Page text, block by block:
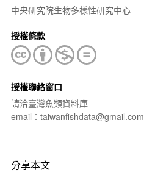
中央研究院生物多樣性研究中心
授權條款
授權聯絡窗口
請洽臺灣魚類資料庫
email：taiwanfishdata@gmail.com
分享本文